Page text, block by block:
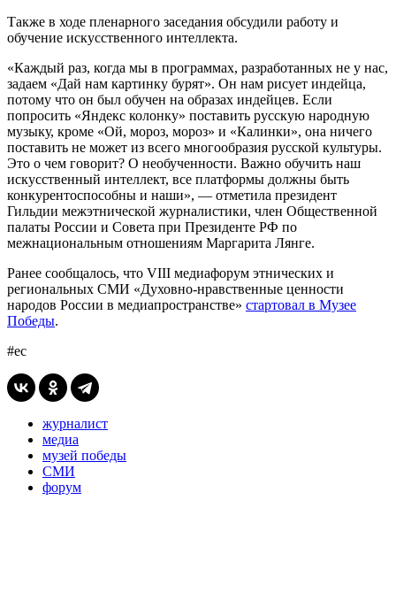
Также в ходе пленарного заседания обсудили работу и
обучение искусственного интеллекта.
«Каждый раз, когда мы в программах, разработанных не у нас,
задаем «Дай нам картинку бурят». Он нам рисует индейца,
потому что он был обучен на образах индейцев. Если
попросить «Яндекс колонку» поставить русскую народную
музыку, кроме «Ой, мороз, мороз» и «Калинки», она ничего
поставить не может из всего многообразия русской культуры.
Это о чем говорит? О необученности. Важно обучить наш
искусственный интеллект, все платформы должны быть
конкурентоспособны и наши», — отметила президент
Гильдии межэтнической журналистики, член Общественной
палаты России и Совета при Президенте РФ по
межнациональным отношениям Маргарита Лянге.
Ранее сообщалось, что VIII медиафорум этнических и
региональных СМИ «Духовно-нравственные ценности
народов России в медиапространстве» стартовал в Музее
Победы.
#ес
журналист
медиа
музей победы
СМИ
форум